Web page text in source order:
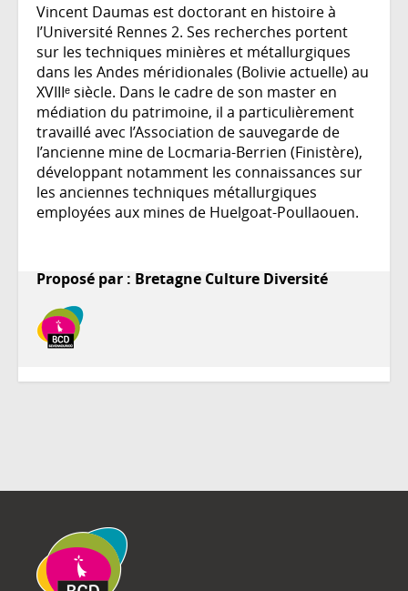
Vincent Daumas est doctorant en histoire à
l’Université Rennes 2. Ses recherches portent
sur les techniques minières et métallurgiques
dans les Andes méridionales (Bolivie actuelle) au
XVIIIᵉ siècle. Dans le cadre de son master en
médiation du patrimoine, il a particulièrement
travaillé avec l’Association de sauvegarde de
l’ancienne mine de Locmaria-Berrien (Finistère),
développant notamment les connaissances sur
les anciennes techniques métallurgiques
employées aux mines de Huelgoat-Poullaouen.
Proposé par : Bretagne Culture Diversité